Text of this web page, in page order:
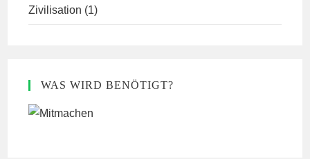
Zivilisation (1)
WAS WIRD BENÖTIGT?